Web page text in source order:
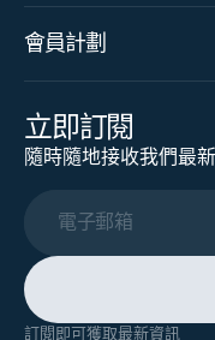
會員計劃
立即訂閱
隨時隨地接收我們最
電子郵箱
訂閱即可獲取最新資訊